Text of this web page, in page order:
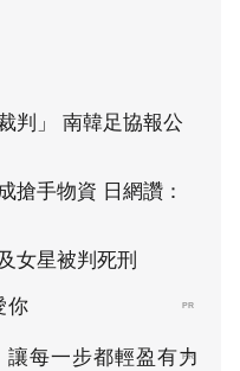
判」 南韓足協報公
搶手物資 日網讚：
女星被判死刑
你 PR
每一步都輕盈有力
PR